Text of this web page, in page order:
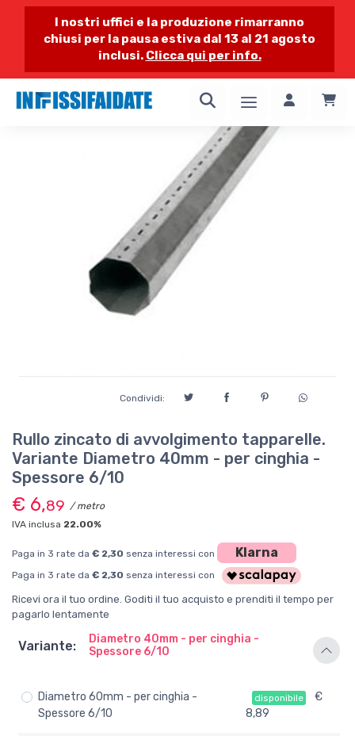
I nostri uffici e la produzione rimarranno
chiusi per la pausa estiva dal 13 al 21 agosto
inclusi. Clicca qui per info.
Condividi:
Rullo zincato di avvolgimento tapparelle.
Variante Diametro 40mm - per cinghia -
Spessore 6/10
€ 6,89 / metro
IVA inclusa 22.00%
Paga in 3 rate da € 2,30 senza interessi con Klarna
Paga in 3 rate da € 2,30 senza interessi con
Ricevi ora il tuo ordine. Goditi il tuo acquisto e prenditi il tempo per
pagarlo lentamente
Variante:
Diametro 40mm - per cinghia -
Spessore 6/10
Diametro 60mm - per cinghia -
Spessore 6/10
disponibile
€
8,89